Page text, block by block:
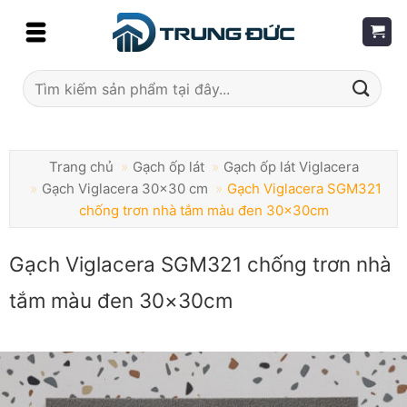
Tìm
kiếm:
Trang chủ » Gạch ốp lát » Gạch ốp lát Viglacera
» Gạch Viglacera 30x30 cm » Gạch Viglacera SGM321
chống trơn nhà tắm màu đen 30×30cm
Gạch Viglacera SGM321 chống trơn nhà
tắm màu đen 30×30cm